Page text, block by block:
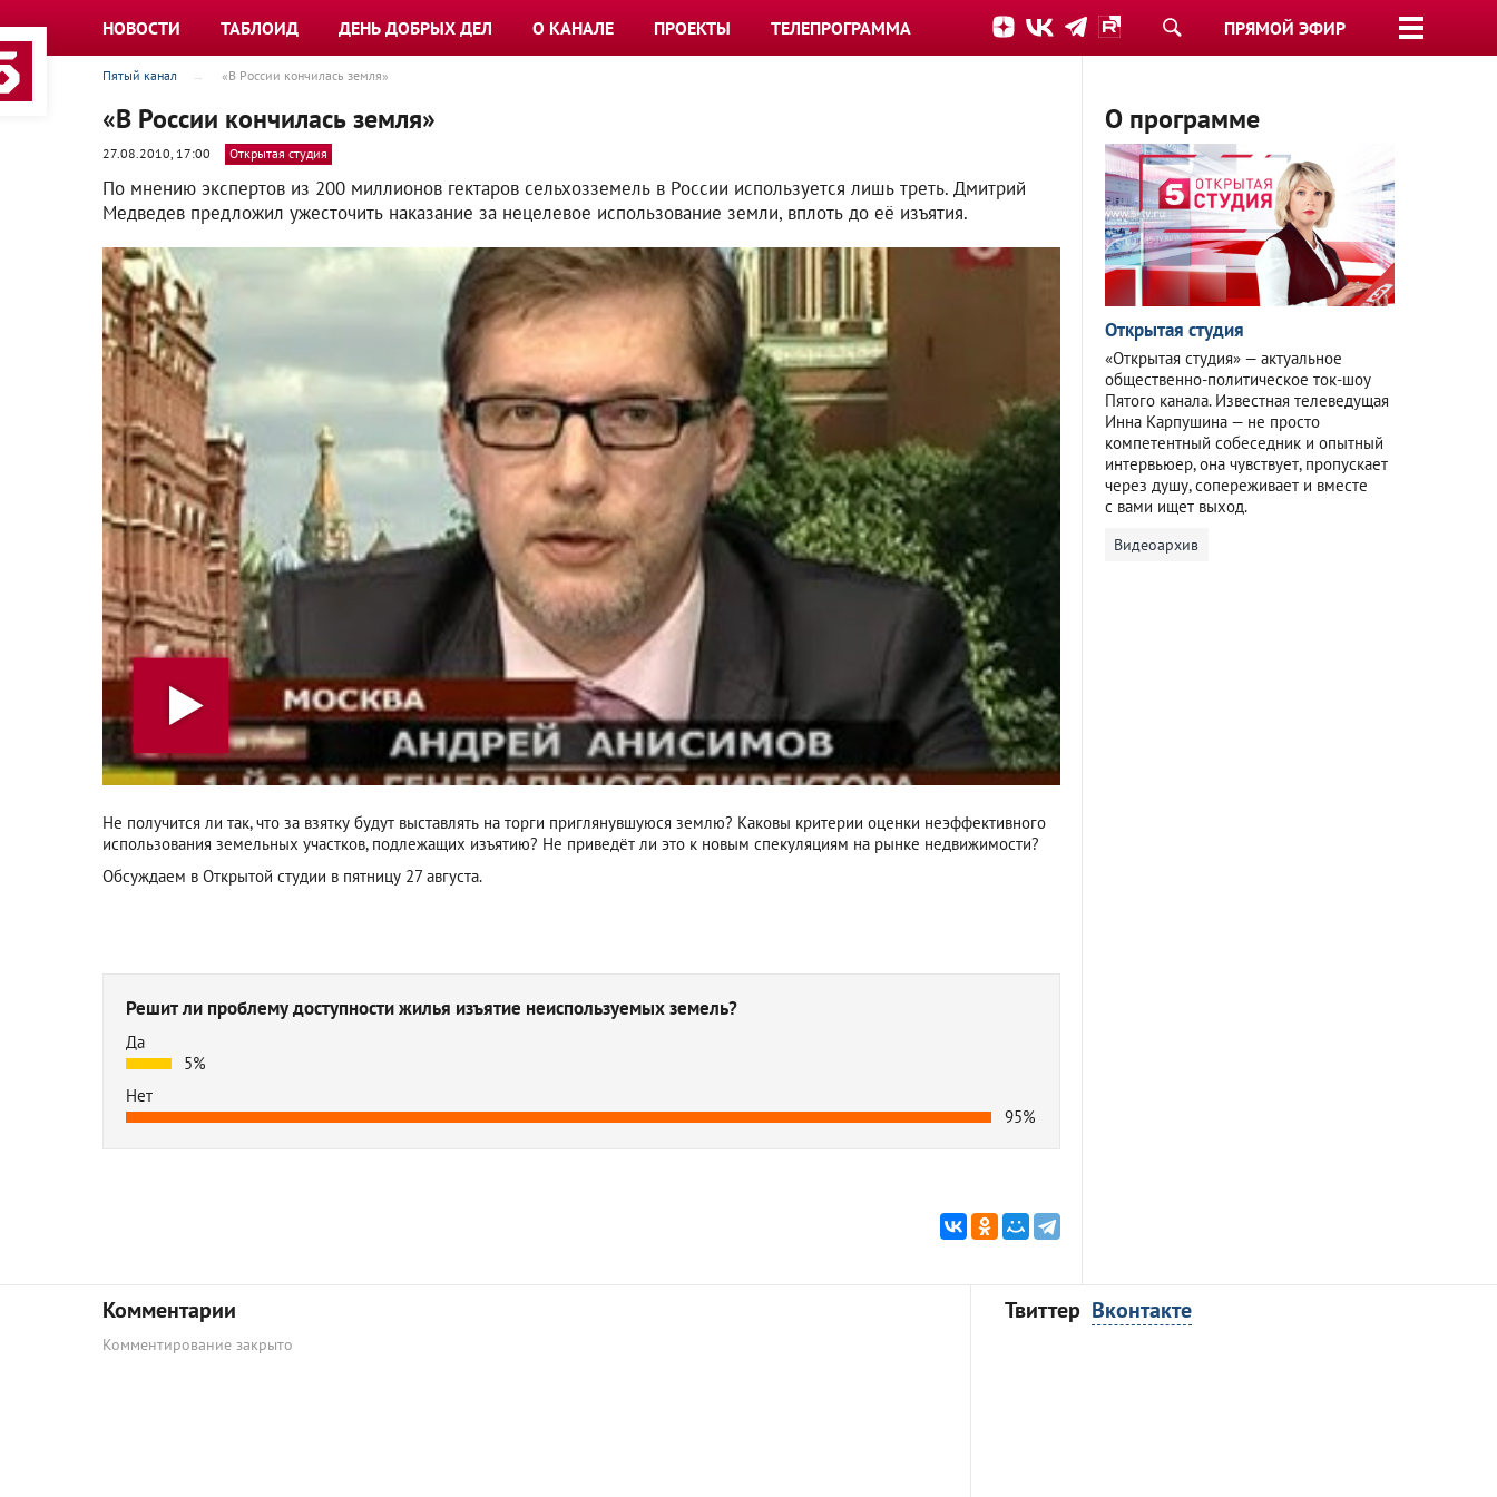
ПРЯМОЙ ЭФИР
НОВОСТИ ТАБЛОИД ДЕНЬ ДОБРЫХ ДЕЛ О КАНАЛЕ ПРОЕКТЫ ТЕЛЕПРОГРАММА
Пятый канал «В России кончилась земля»
«В России кончилась земля»
27.08.2010, 17:00 Открытая студия
По мнению экспертов из 200 миллионов гектаров сельхозземель в России используется лишь треть. Дмитрий
Медведев предложил ужесточить наказание за нецелевое использование земли, вплоть до её изъятия.
Не получится ли так, что за взятку будут выставлять на торги приглянувшуюся землю? Каковы критерии оценки неэффективного
использования земельных участков, подлежащих изъятию? Не приведёт ли это к новым спекуляциям на рынке недвижимости?
Обсуждаем в Открытой студии в пятницу 27 августа.
Решит ли проблему доступности жилья изъятие неиспользуемых земель?
Да
5%
Нет
95%
О программе
Открытая студия
«Открытая студия» — актуальное
общественно-политическое ток-шоу
Пятого канала. Известная телеведущая
Инна Карпушина — не просто
компетентный собеседник и опытный
интервьюер, она чувствует, пропускает
через душу, сопереживает и вместе
с вами ищет выход.
Видеоархив
Комментарии
Комментирование закрыто
Твиттер Вконтакте